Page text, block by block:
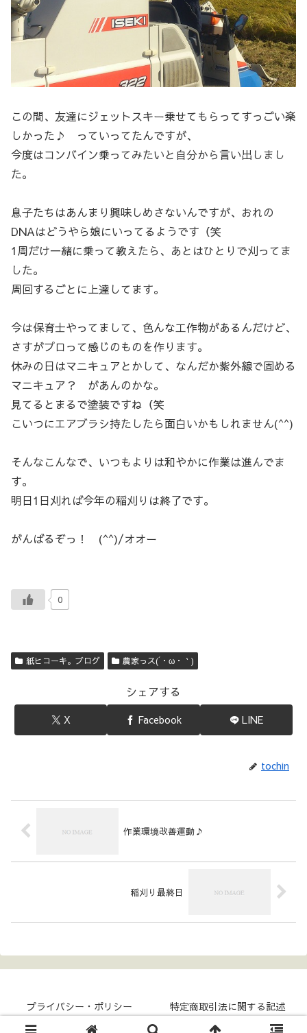
この間、友達にジェットスキー乗せてもらってすっごい楽
しかった♪ っていってたんですが、
今度はコンバイン乗ってみたいと自分から言い出しまし
た。
息子たちはあんまり興味しめさないんですが、おれの
DNAはどうやら娘にいってるようです（笑
1周だけ一緒に乗って教えたら、あとはひとりで刈ってま
した。
周回するごとに上達してます。
今は保育士やってまして、色んな工作物があるんだけど、
さすがプロって感じのものを作ります。
休みの日はマニキュアとかして、なんだか紫外線で固める
マニキュア？ があんのかな。
見てるとまるで塗装ですね（笑
こいつにエアブラシ持たしたら面白いかもしれません(^^)
そんなこんなで、いつもよりは和やかに作業は進んでま
す。
明日1日刈れば今年の稲刈りは終了です。
がんばるぞっ！ (^^)/オオー
0
紙ヒコーキ。ブログ 農家っス(´・ω・｀)
シェアする
X Facebook LINE
tochin
作業環境改善運動♪
稲刈り最終日
プライバシー・ポリシー
特定商取引法に関する記述